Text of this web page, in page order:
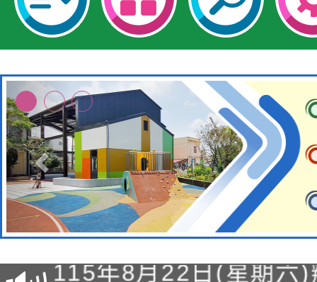
轉知經濟部水利署委託
業技術研究院辦理「
115年8月22日(星期六